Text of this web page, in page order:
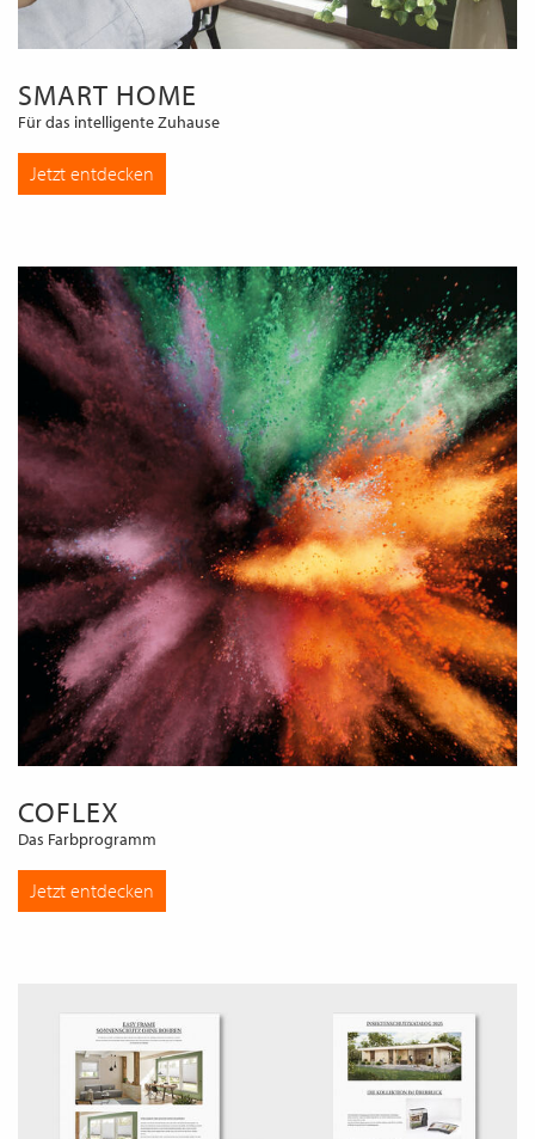
SMART HOME
Für das intelligente Zuhause
Jetzt entdecken
COFLEX
Das Farbprogramm
Jetzt entdecken